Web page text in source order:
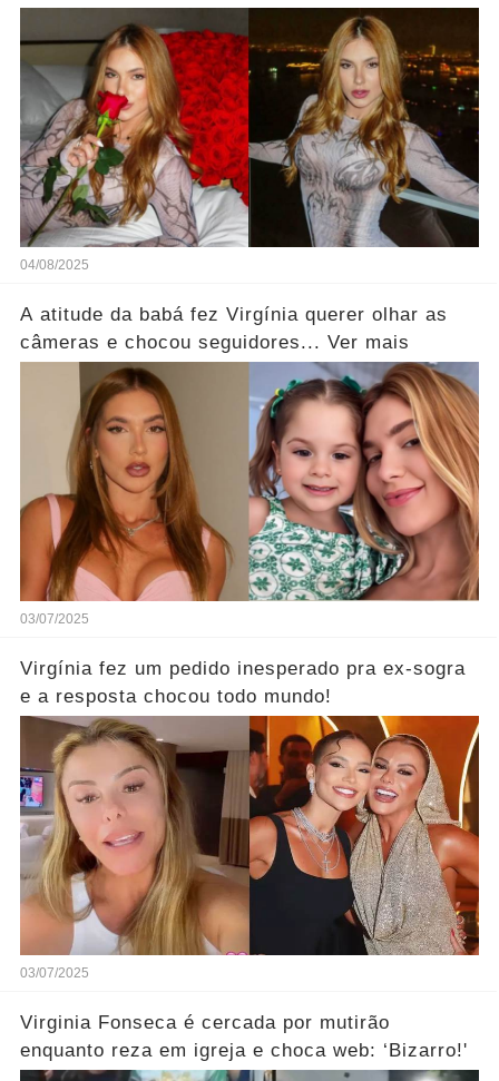
04/08/2025
A atitude da babá fez Virgínia querer olhar as
câmeras e chocou seguidores... Ver mais
03/07/2025
Virgínia fez um pedido inesperado pra ex-sogra
e a resposta chocou todo mundo!
03/07/2025
Virginia Fonseca é cercada por mutirão
enquanto reza em igreja e choca web: ‘Bizarro!'